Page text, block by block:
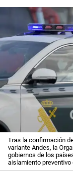
Tras la confirmación
variante Andes, la
gobiernos de los
aislamiento preventivo